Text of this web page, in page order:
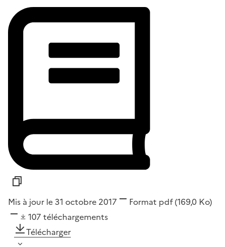
Mis à jour le 31 octobre 2017 Format pdf(169,0 Ko)
107 téléchargements
Télécharger